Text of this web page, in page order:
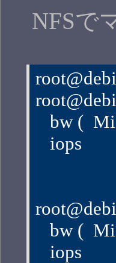
NFSで
bw (
iops
bw (
iops